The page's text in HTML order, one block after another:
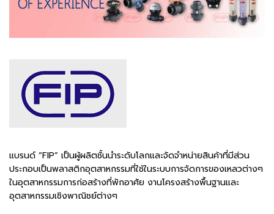
แบรนด์ “FIP” เป็นผู้ผลิตชั้นนำระดับโลกและจัดจำหน่ายสินค้าที่มีส่วน
ประกอบเป็นพลาสติกอุตสาหกรรมที่ใช้ในระบบการจัดการของเหลวต่างๆ
ในอุตสาหกรรมการก่อสร้างที่พักอาศัย งานโครงสร้างพื้นฐานและ
อุตสาหกรรมเชิงพาณิชย์ต่างๆ